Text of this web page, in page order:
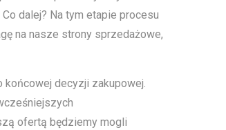
dalej? Na tym etapie procesu
na nasze strony sprzedażowe,
końcowej decyzji zakupowej.
ofertą będziemy mogli